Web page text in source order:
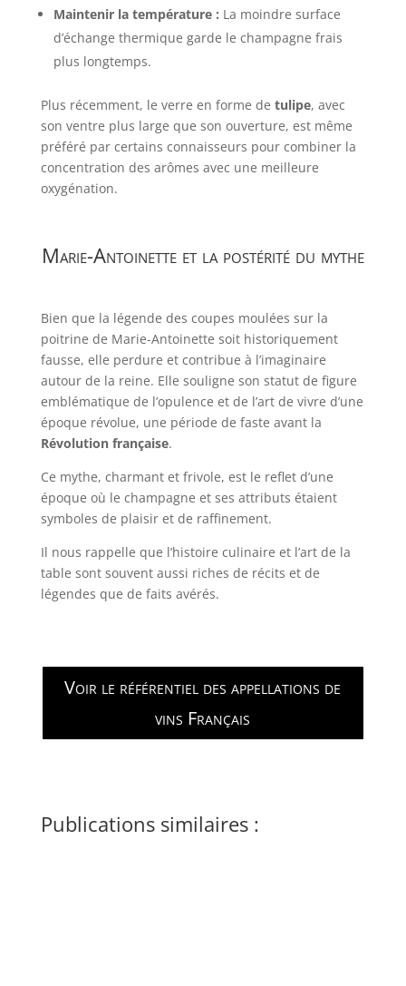
Maintenir la température : La moindre surface
d’échange thermique garde le champagne frais
plus longtemps.
Plus récemment, le verre en forme de tulipe, avec
son ventre plus large que son ouverture, est même
préféré par certains connaisseurs pour combiner la
concentration des arômes avec une meilleure
oxygénation.
Marie-Antoinette et la postérité du mythe
Bien que la légende des coupes moulées sur la
poitrine de Marie-Antoinette soit historiquement
fausse, elle perdure et contribue à l’imaginaire
autour de la reine. Elle souligne son statut de figure
emblématique de l’opulence et de l’art de vivre d’une
époque révolue, une période de faste avant la
Révolution française.
Ce mythe, charmant et frivole, est le reflet d’une
époque où le champagne et ses attributs étaient
symboles de plaisir et de raffinement.
Il nous rappelle que l’histoire culinaire et l’art de la
table sont souvent aussi riches de récits et de
légendes que de faits avérés.
Voir le référentiel des appellations de
vins Français
Publications similaires :